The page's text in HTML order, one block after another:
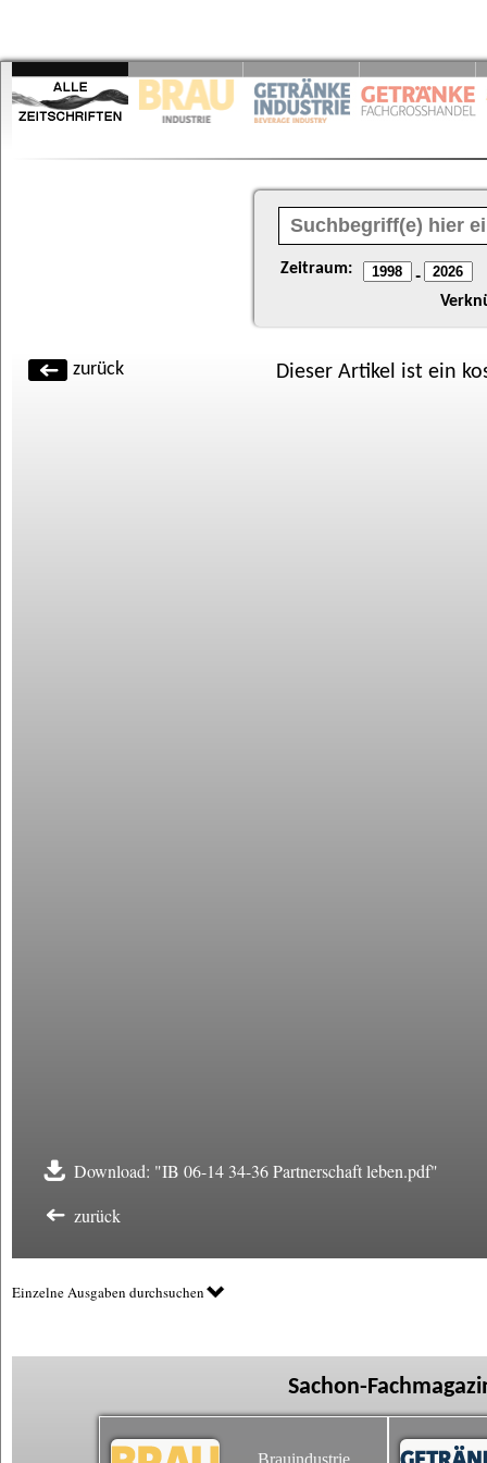
Zeitraum: -
zurück Dieser Artikel ist ein
Download: "IB 06-14 34-36 Partnerschaft leben.pdf"
zurück
Einzelne Ausgaben durchsuchen
Sachon-
Brauindustrie